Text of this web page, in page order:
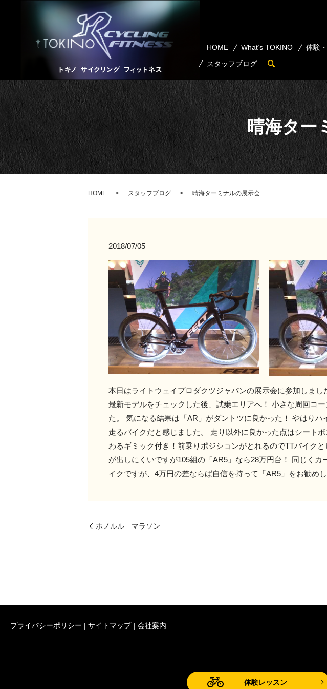
HOME What’s TOKINO 体験
スタッフブログ
search
晴海ター
HOME スタッフブログ 晴海ターミナルの展示会
2018/07/05
本日はライトウェイプロダクツジャパンの展示会に参加しまし
最新モデルをチェックした後、試乗エリアへ！ 小さな周回コ
た。 気になる結果は「AR」がダントツに良かった！ やはり
走るバイクだと感じました。 走り以外に良かった点はシート
わるギミック付き！前乗りポジションがとれるのでTTバイク
が出しにくいですが105組の「AR5」なら28万円台！ 同じく
イクですが、4万円の差ならば自信を持って「AR5」をお勧めし
ホノルル マラソン
プライバシーポリシー サイトマップ 会社案内
体験レッスン